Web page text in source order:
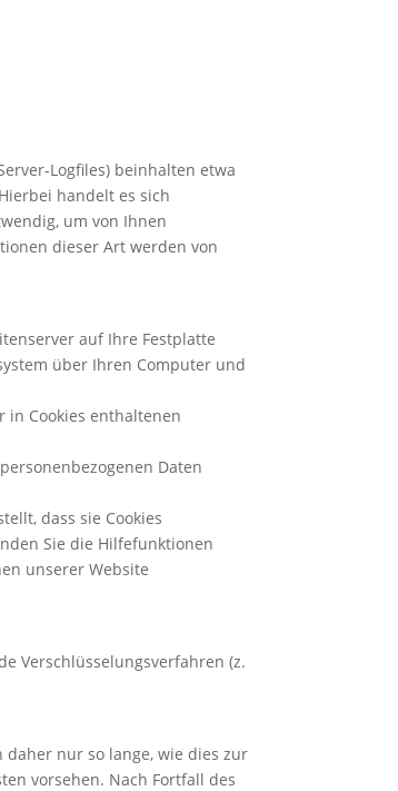
Logfiles) beinhalten etwa
handelt es sich
um von Ihnen
dieser Art werden von
auf Ihre Festplatte
über Ihren Computer und
in Cookies enthaltenen
Daten
dass sie Cookies
Sie die Hilfefunktionen
unserer Website
Verschlüsselungsverfahren (z.
nur so lange, wie dies zur
vorsehen. Nach Fortfall des